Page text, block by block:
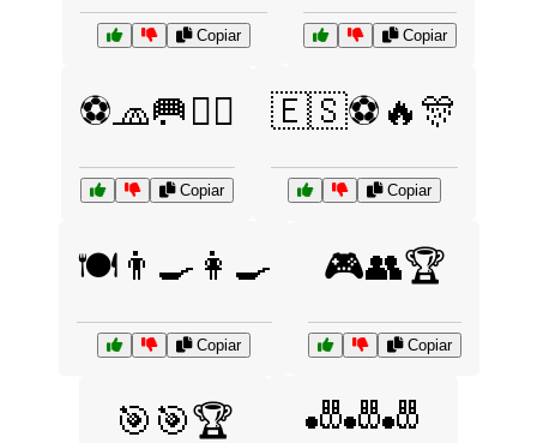
Copiar Copiar
⚽🧢🥅🏃‍♀️
Copiar
🇪🇸⚽🔥🎊
Copiar
🍽️👨‍🍳👩‍🍳
Copiar
🎮👥🏆
Copiar
🎯🎯🏆 🎳🎳🎳